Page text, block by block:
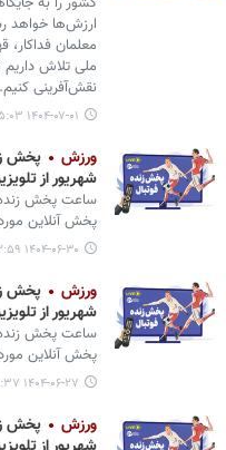
ارزش‌ها خواهد
معلمان
ملی تلاش داریم
نقش‌آفرینی کنیم.
۱۴۰۴-۰۷-۰۱ ۱۵:۰۳
ورزش
شهریور از
پخش آنلاین
۱۴۰۴-۰۶-۳۰ ۱۲:۵۹
ورزش
شهریور از
پخش آنلاین
۱۴۰۴-۰۶-۲۷ ۱۲:۳۷
ورزش